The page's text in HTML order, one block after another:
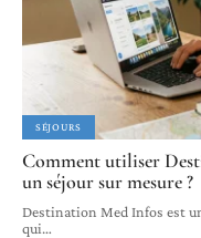
SÉJOURS
Comment utiliser
un séjour sur mesure ?
Destination Med Infos est
qui…